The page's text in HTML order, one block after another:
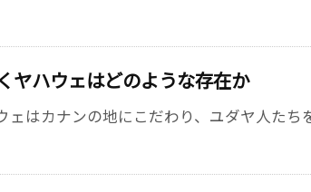
ヤハウェはどのような存在か
ェはカナンの地にこだわり、ユダヤ人たち